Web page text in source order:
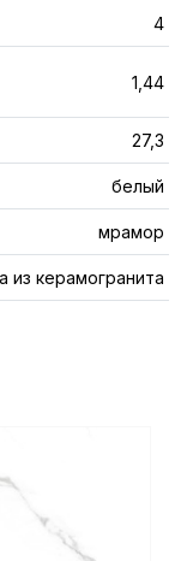
4
1,44
27,3
белый
мрамор
из керамогранита